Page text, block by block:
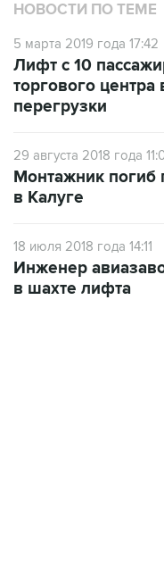
НОВОСТИ ПО ТЕМЕ
5 марта 2019 года 17:42
Лифт с 10
торгового
перегрузки
29 августа 2018 года
Монтажник погиб
в Калуге
18 июля 2018 года 14:11
Инженер
в шахте лифта